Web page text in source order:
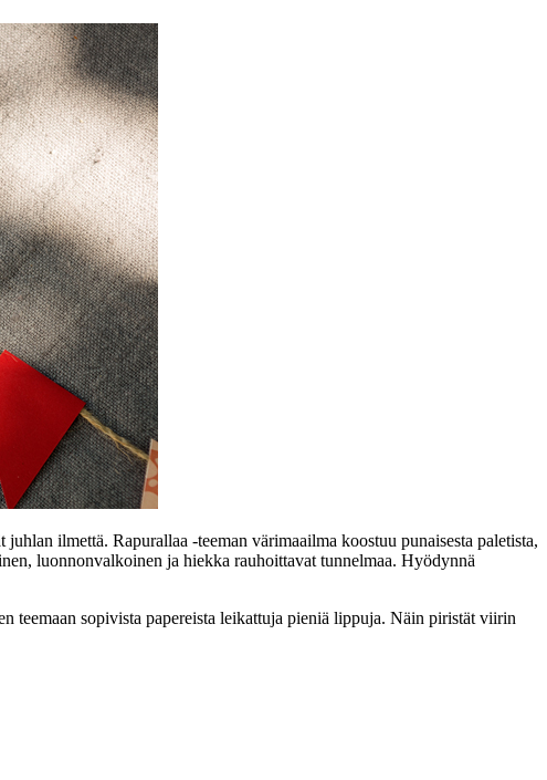
ilmettä. Rapurallaa -teeman värimaailma koostuu punaisesta paletista,
luonnonvalkoinen ja hiekka rauhoittavat tunnelmaa. Hyödynnä
teemaan sopivista papereista leikattuja pieniä lippuja. Näin piristät viirin